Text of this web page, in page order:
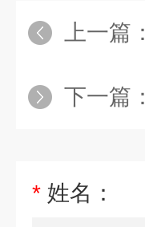
上一篇：
下一篇：
* 姓名：